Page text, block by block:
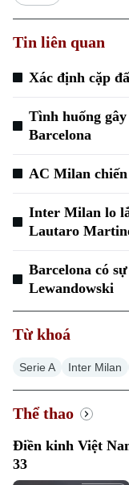
Chuyên mục
Chính trị
Xã hội
Công nghệ
Nhịp sống Hà Nội
Người Hà Nội
Khoảnh khắc Hà Nội
Tin tức
Kinh tế
Tin tức
Cafe sáng
Tài chính Ngân hàng
Doanh nghiệp
Nhà đất
Đầu tư
Căn hộ
Ô tô
Tàu
Tin tức
Văn hóa
Tin liên quan
Xác định cặp
Tình huống
Barcelona
AC Milan chiến
Inter Milan lo
Lautaro
Barcelona có
Lewandowski
Từ khoá
Serie A Inter Milan
Thể thao
Điền kinh Việt
33